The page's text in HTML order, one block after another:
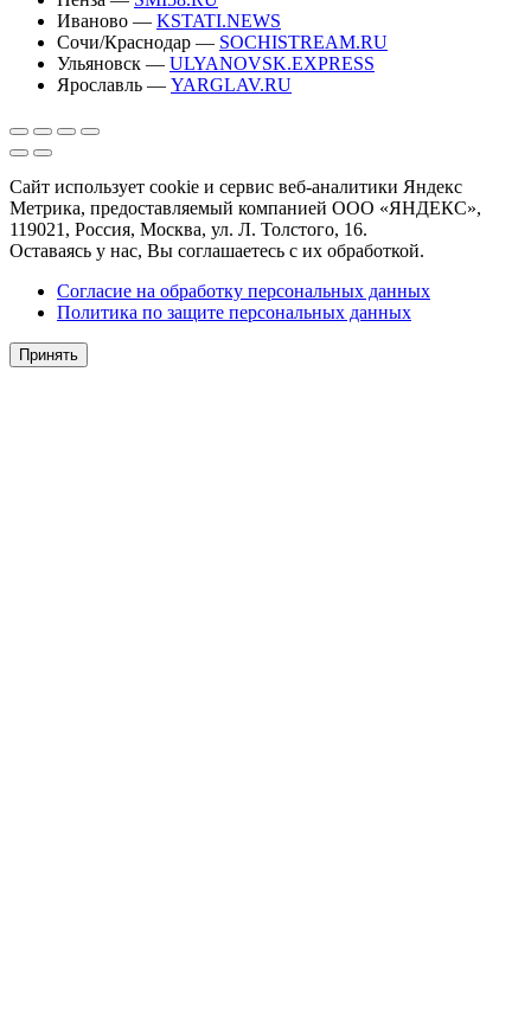
Иваново — KSTATI.NEWS
Сочи/Краснодар — SOCHISTREAM.RU
Ульяновск — ULYANOVSK.EXPRESS
Ярославль — YARGLAV.RU
Сайт использует cookie и сервис веб-аналитики Яндекс
Метрика, предоставляемый компанией ООО «ЯНДЕКС»,
119021, Россия, Москва, ул. Л. Толстого, 16.
Оставаясь у нас, Вы соглашаетесь с их обработкой.
Согласие на обработку персональных данных
Политика по защите персональных данных
Принять